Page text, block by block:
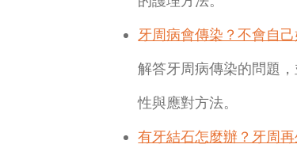
牙周病會傳染？不會自
解答牙周病傳染的問題
性與應對方法。
有牙結石怎麼辦？牙周